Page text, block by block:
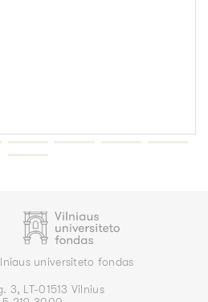
universiteto fondas
3, LT-01513 Vilnius